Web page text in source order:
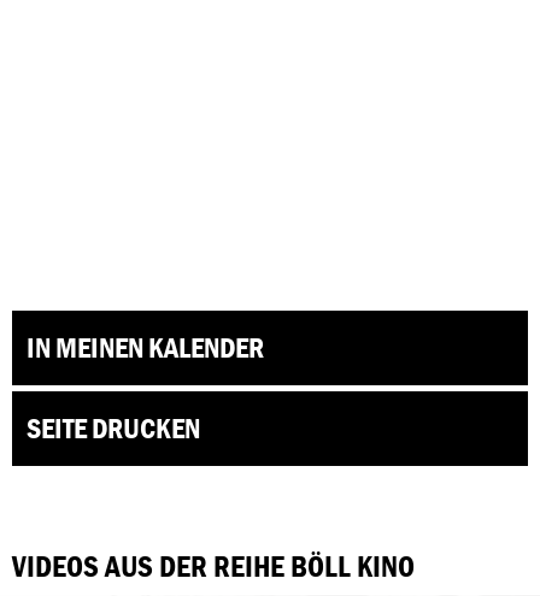
IN MEINEN KALENDER
SEITE DRUCKEN
VIDEOS AUS DER REIHE BÖLL KINO